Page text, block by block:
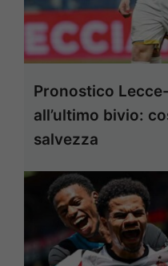
Pronostico
all’ultimo bivio:
salvezza